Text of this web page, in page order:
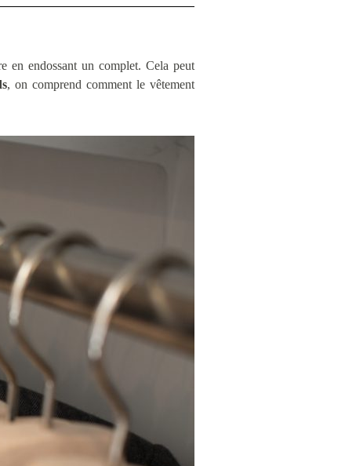
en endossant un complet. Cela peut
, on comprend comment le vêtement